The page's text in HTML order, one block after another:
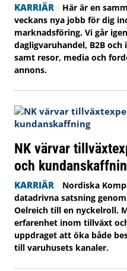
KARRIÄR
Här är en
veckans nya jobb för dig
marknadsföring. Vi går
dagligvaruhandel, B2B
samt resor, media och
annons.
NK värvar
och
KARRIÄR
Nordiska
datadrivna satsning
Oelreich till en nyckelroll.
erfarenhet inom tillväxt
uppdraget att öka både
till varuhusets kanaler.